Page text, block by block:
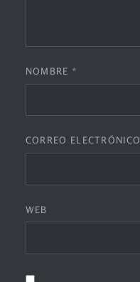
NOMBRE *
CORREO ELECTRÓNICO
WEB